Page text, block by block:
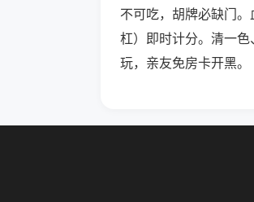
不可吃，胡牌必缺门
杠）即时计分。清一
玩，亲友免房卡开黑。